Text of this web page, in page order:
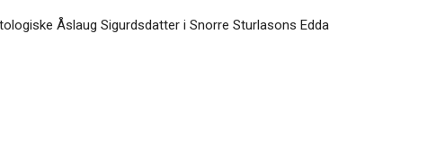
Åslaug Sigurdsdatter i Snorre Sturlasons Edda